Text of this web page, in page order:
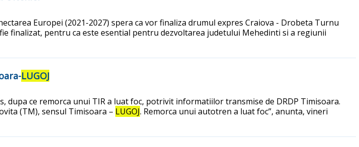
Europei (2021-2027) spera ca vor finaliza drumul expres Craiova - Drobeta Turnu
finalizat, pentru ca este esential pentru dezvoltarea judetului Mehedinti si a regiunii
LUGOJ
ce remorca unui TIR a luat foc, potrivit informatiilor transmise de DRDP Timisoara.
(TM), sensul Timisoara – LUGOJ. Remorca unui autotren a luat foc”, anunta, vineri